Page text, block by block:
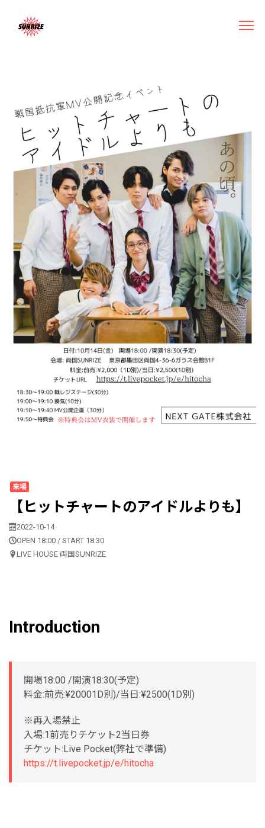
来場
【ヒットチャートのアイドルよりも】
2022-10-14
OPEN 18:00 / START 18:30
LIVE HOUSE 両国SUNRIZE
Introduction
開場18:00 /開演18:30(予定)
料金:前売:¥20001D別)/当日:¥2500(1D別)
※再入場禁止
入場:1前売りチケット2当日券
チケット:Live Pocket(弊社で準備)
https://t.livepocket.jp/e/hitocha